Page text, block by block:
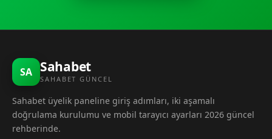
SA Sahabet
SAHABET GÜNCEL
Sahabet üyelik paneline giriş adımları, iki aşamalı
doğrulama kurulumu ve mobil tarayıcı ayarları 2026 güncel
rehberinde.